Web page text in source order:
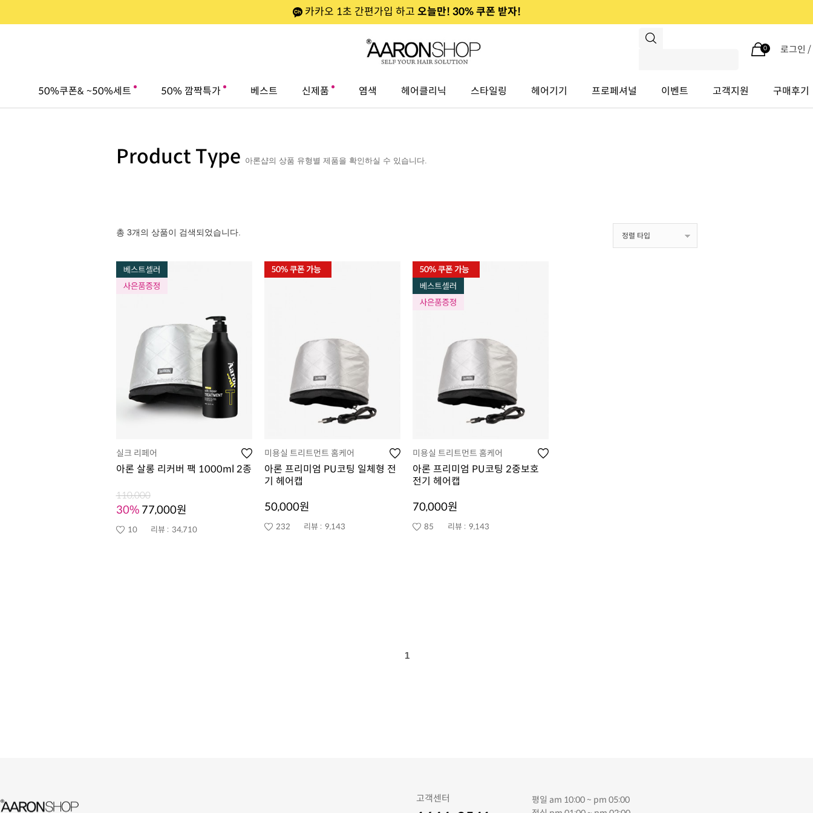
카카오 1초 간편가입 하고 오늘만! 30% 쿠폰 받자!
0 로그인 /
50%쿠폰& ~50%세트 50% 깜짝특가 베스트 신제품 염색 헤어클리닉 스타일링 헤어기기 프로페셔널 이벤트 고객지원 구매후기
Product Type 아론샵의 상품 유형별 제품을 확인하실 수 있습니다.
총 3개의 상품이 검색되었습니다. 정렬 타입
실크 리페어
아론 살롱 리커버 팩 1000ml 2종
110,000
30% 77,000원
10 리뷰 : 34,710
미용실 트리트먼트 홈케어
아론 프리미엄 PU코팅 일체형 전
기 헤어캡
50,000원
232 리뷰 : 9,143
미용실 트리트먼트 홈케어
아론 프리미엄 PU코팅 2중보호
전기 헤어캡
70,000원
85 리뷰 : 9,143
1
고객센터
평일 am 10:00 ~ pm 05:00